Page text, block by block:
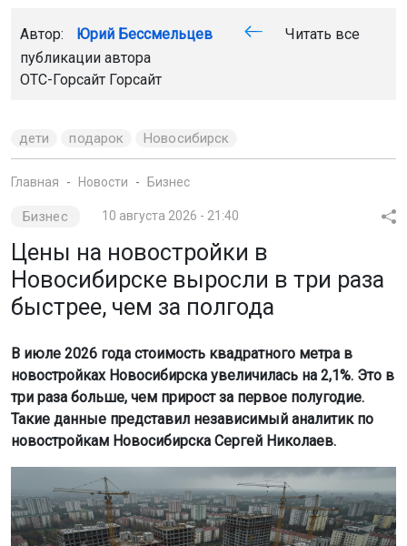
Автор: Юрий Бессмельцев
Читать все
публикации автора
ОТС-Горсайт Горсайт
дети подарок Новосибирск
Главная Новости Бизнес
Бизнес 10 августа 2026 - 21:40
Цены на новостройки в
Новосибирске выросли в три раза
быстрее, чем за полгода
В июле 2026 года стоимость квадратного метра в
новостройках Новосибирска увеличилась на 2,1%. Это в
три раза больше, чем прирост за первое полугодие.
Такие данные представил независимый аналитик по
новостройкам Новосибирска Сергей Николаев.